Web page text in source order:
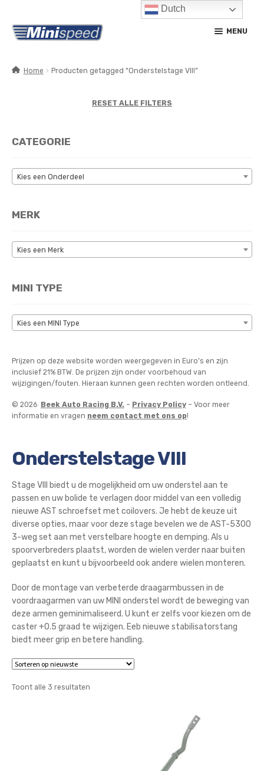
Ga
door
navigatie
Ga
naar
inhoud
MENU
CONTACT
MIJN ACCOUNT
Home Producten getagged “Onderstelstage VIII”
Onderstelstage VIII
Stage VIII biedt u de mogelijkheid om uw onderstel aan te
passen en uw bolide te verlagen door middel van een volledig
nieuwe AST schroefset met coilovers. Je hebt de keuze uit
diverse opties, maar voor deze stage bevelen we de AST-5300
3-weg set aan met verstelbare hoogte en demping. Als u
spoorverbreders plaatst, worden de wielen verder naar buiten
geplaatst en kunt u bijvoorbeeld ook andere wielen monteren.
Door de montage van verbeterde draagarmbussen in de
voordraagarmen van uw MINI onderstel wordt de beweging van
deze armen geminimaliseerd. U kunt er zelfs voor kiezen om de
caster +0.5 graad te wijzigen. Eeb nieuwe stabilisatorstang
biedt meer grip en betere handling.
Toont alle 3 resultatenGesorteerd
RESET ALLE FILTERS
CATEGORIE
Kies een Onderdeel
MERK
Kies een Merk
MINI TYPE
Kies een MINI Type
Prijzen op deze website worden weergegeven in Euro’s en zijn
inclusief 21% BTW. De prijzen zijn onder voorbehoud van
wijzigingen/fouten. Hieraan kunnen geen rechten worden ontleend.
© 2026 Beek Auto Racing B.V. – Privacy Policy– Voor meer
informatie en vragen neem contact met ons op!
Dutch